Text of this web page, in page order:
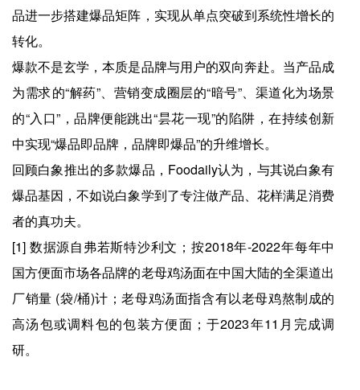
品进一步搭建爆品矩阵，实现从单点突破到系统性增长的
转化。
爆款不是玄学，本质是品牌与用户的双向奔赴。当产品成
为需求的“解药”、营销变成圈层的“暗号”、渠道化为场景
的“入口”，品牌便能跳出“昙花一现”的陷阱，在持续创新
中实现“爆品即品牌，品牌即爆品”的升维增长。
回顾白象推出的多款爆品，Foodaily认为，与其说白象有
爆品基因，不如说白象学到了专注做产品、花样满足消费
者的真功夫。
[1] 数据源自弗若斯特沙利文；按2018年-2022年每年中
国方便面市场各品牌的老母鸡汤面在中国大陆的全渠道出
厂销量 (袋/桶)计；老母鸡汤面指含有以老母鸡熬制成的
高汤包或调料包的包装方便面；于2023年11月完成调
研。